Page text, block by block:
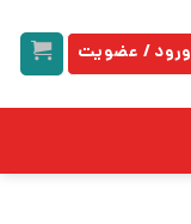
ورود / عضویت